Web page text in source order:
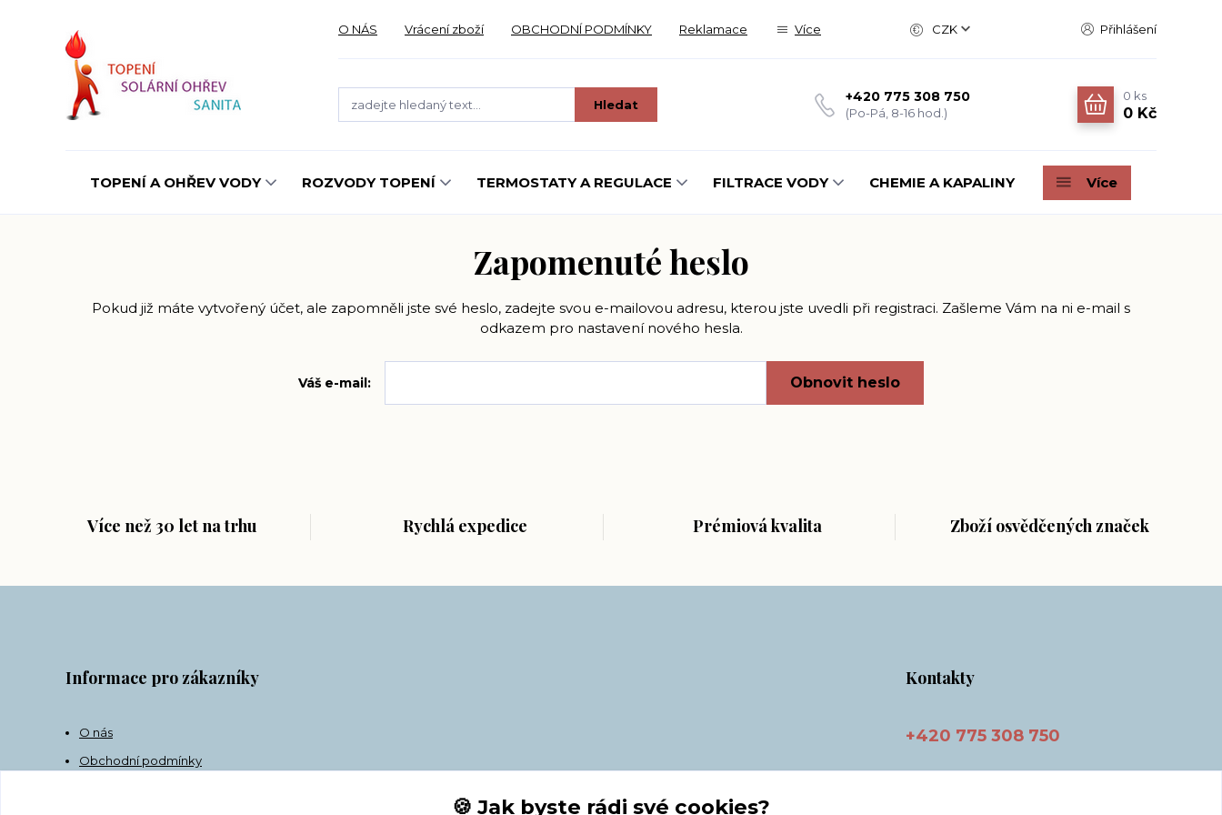
O NÁS Vrácení zboží OBCHODNÍ PODMÍNKY Reklamace Více CZK Přihlášení
Hledat +420 775 308 750
(Po-Pá, 8-16 hod.)
0 ks
0 Kč
TOPENÍ A OHŘEV VODY ROZVODY TOPENÍ TERMOSTATY A REGULACE FILTRACE VODY CHEMIE A KAPALINY Více
Zapomenuté heslo
Pokud již máte vytvořený účet, ale zapomněli jste své heslo, zadejte svou e-mailovou adresu, kterou jste uvedli při registraci. Zašleme Vám na ni e-mail s
odkazem pro nastavení nového hesla.
Váš e-mail: Obnovit heslo
Více než 30 let na trhu Rychlá expedice Prémiová kvalita Zboží osvědčených značek
Informace pro zákazníky
O nás
Obchodní podmínky
Kontakty
+420 775 308 750
🍪 Jak byste rádi své cookies?